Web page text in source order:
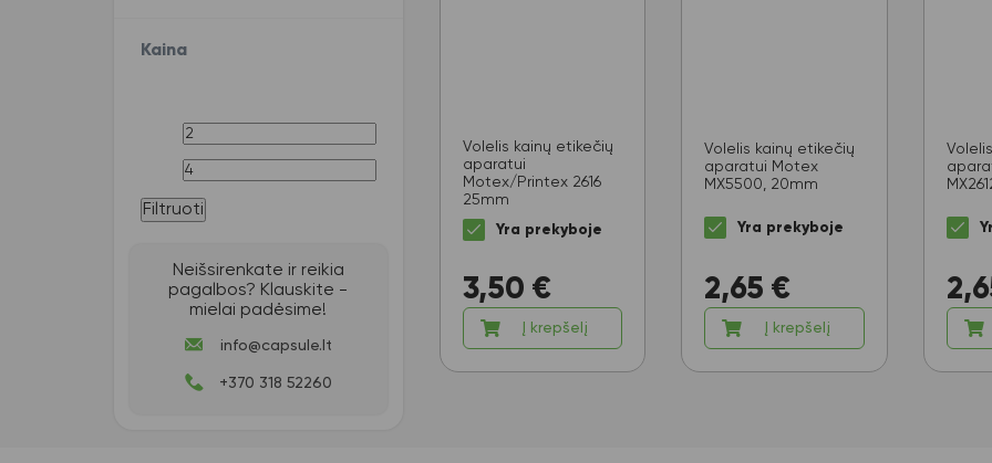
Kaina
Filtruoti
Neišsirenkate ir reikia
pagalbos? Klauskite -
mielai padėsime!
info@capsule.lt
+370 318 52260
Volelis kainų etikečių
aparatui
Motex/Printex 2616
25mm
Yra prekyboje
3,50 €
Į krepšelį
Volelis kainų etikečių
aparatui Motex
MX5500, 20mm
Yra prekyboje
2,65 €
Į krepšelį